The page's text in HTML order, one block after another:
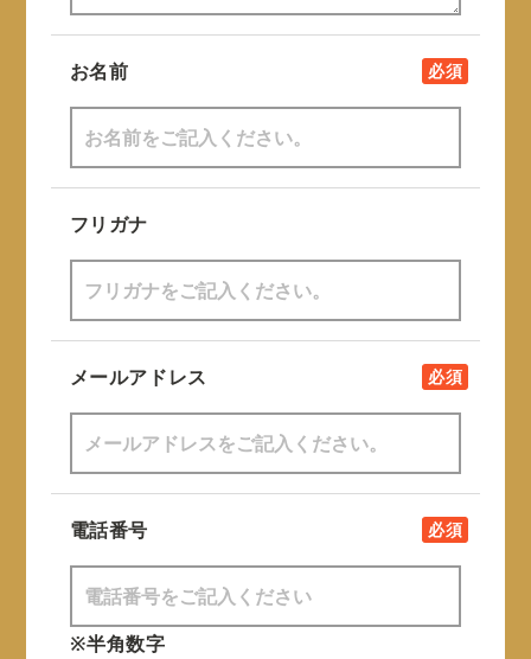
お名前 必須
フリガナ
メールアドレス 必須
電話番号 必須
※半角数字